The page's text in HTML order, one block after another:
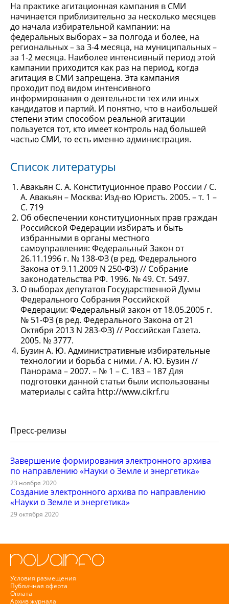
На практике агитационная кампания в СМИ
начинается приблизительно за несколько месяцев
до начала избирательной кампании: на
федеральных выборах – за полгода и более, на
региональных – за 3-4 месяца, на муниципальных –
за 1-2 месяца. Наиболее интенсивный период этой
кампании приходится как раз на период, когда
агитация в СМИ запрещена. Эта кампания
проходит под видом интенсивного
информирования о деятельности тех или иных
кандидатов и партий. И понятно, что в наибольшей
степени этим способом реальной агитации
пользуется тот, кто имеет контроль над большей
частью СМИ, то есть именно администрация.
Список литературы
Авакьян С. А. Конституционное право России / С.
А. Авакьян – Москва: Изд-во Юристъ. 2005. – т. 1 –
С. 719
Об обеспечении конституционных прав граждан
Российской Федерации избирать и быть
избранными в органы местного
самоуправления: Федеральный Закон от
26.11.1996 г. № 138-ФЗ (в ред. Федерального
Закона от 9.11.2009 N 250-ФЗ) // Собрание
законодательства РФ. 1996. № 49. Ст. 5497.
О выборах депутатов Государственной Думы
Федерального Собрания Российской
Федерации: Федеральный закон от 18.05.2005 г.
№ 51-ФЗ (в ред. Федерального Закона от 21
Октября 2013 N 283-ФЗ) // Российская Газета.
2005. № 3777.
Бузин А. Ю. Административные избирательные
технологии и борьба с ними. / А. Ю. Бузин //
Панорама – 2007. – № 1 – С. 183 – 187 Для
подготовки данной статьи были использованы
материалы с сайта http://www.cikrf.ru
Пресс-релизы
Завершение формирования электронного архива
по направлению «Науки о Земле и энергетика»
23 ноября 2020
Создание электронного архива по направлению
«Науки о Земле и энергетика»
29 октября 2020
Условия размещения
Публичная оферта
Оплата
Архив журнала